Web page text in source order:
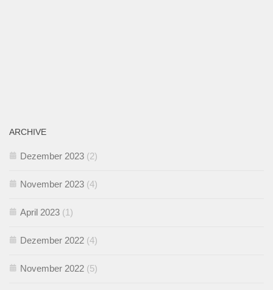
ARCHIVE
Dezember 2023 (2)
November 2023 (4)
April 2023 (1)
Dezember 2022 (4)
November 2022 (5)